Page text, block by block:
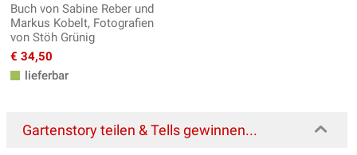
Buch von Sabine Reber und
Markus Kobelt, Fotografien
von Stöh Grünig
€ 34,50
lieferbar
Gartenstory teilen & Tells gewinnen...